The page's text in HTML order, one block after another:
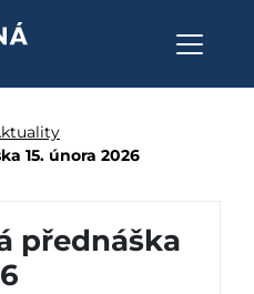
15. února 2026
přednáška